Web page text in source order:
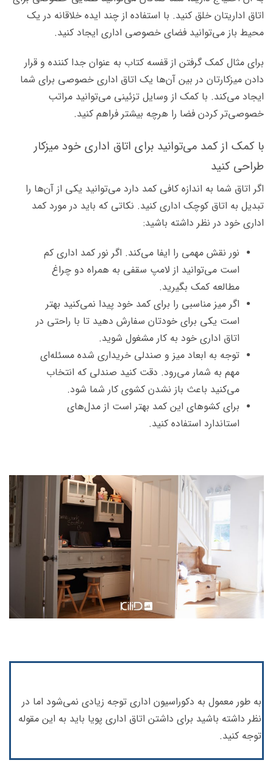
اتاق اداریتان خلق کنید. با استفاده از چند ایده خلاقانه در یک
محیط باز می‌توانید فضای خصوصی اداری ایجاد کنید.
برای مثال کمک گرفتن از قفسه کتاب به عنوان جدا کننده و قرار
دادن میزکارتان در بین آن‌ها یک اتاق اداری خصوصی برای شما
ایجاد می‌کند. با کمک از وسایل تزئینی می‌توانید مراتب
خصوصی‌تر کردن فضا را هرچه بیشتر فراهم کنید.
با کمک از کمد می‌توانید برای اتاق اداری خود میزکار
طراحی کنید
اگر اتاق شما به اندازه کافی کمد دارد می‌توانید یکی از آن‌ها را
تبدیل به اتاق کوچک اداری کنید. نکاتی که باید در مورد کمد
اداری خود در نظر داشته باشید:
نور نقش مهمی را ایفا می‌کند. اگر نور کمد اداری کم
است می‌توانید از لامپ سقفی به همراه دو چراغ
مطالعه کمک بگیرید.
اگر میز مناسبی را برای کمد خود پیدا نمی‌کنید بهتر
است یکی برای خودتان سفارش دهید تا با راحتی در
اتاق اداری خود به کار مشغول شوید.
توجه به ابعاد میز و صندلی خریداری شده مسئله‌ای
مهم به شمار می‌رود. دقت کنید صندلی که انتخاب
می‌کنید باعث باز نشدن کشوی کار شما شود.
برای کشو‌های این کمد بهتر است از مدل‌های
استاندارد استفاده کنید.
به طور معمول به دکوراسیون اداری توجه زیادی نمی‌شود اما در
نظر داشته باشید برای داشتن اتاق اداری پویا باید به این مقوله
توجه کنید.